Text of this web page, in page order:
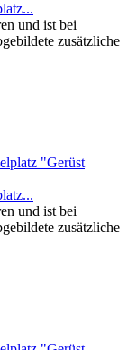
und ist bei
zusätzliche
und ist bei
zusätzliche